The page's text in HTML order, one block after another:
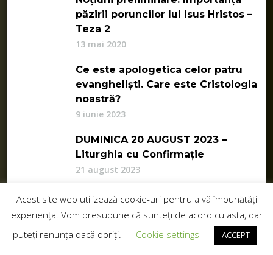
păzirii poruncilor lui Isus Hristos –
Teza 2
13 mai 2020
Ce este apologetica celor patru
evangheliști. Care este Cristologia
noastră?
9 iunie 2023
DUMINICA 20 AUGUST 2023 –
Liturghia cu Confirmație
21 august 2023
Duminica Coborârii Duhului Sfânt,
Dominica Pentecostes, Shavuot.
Întâia Duminică de Rusalii
Acest site web utilizează cookie-uri pentru a vă îmbunătăți
experiența. Vom presupune că sunteți de acord cu asta, dar
puteți renunța dacă doriți.
Cookie settings ACCEPT